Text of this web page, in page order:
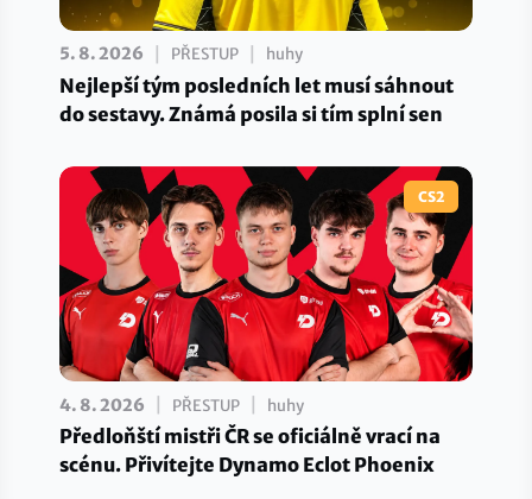
5. 8. 2026 PŘESTUP huhy
Nejlepší tým posledních let musí sáhnout
do sestavy. Známá posila si tím splní sen
CS2
4. 8. 2026 PŘESTUP huhy
Předloňští mistři ČR se oficiálně vrací na
scénu. Přivítejte Dynamo Eclot Phoenix